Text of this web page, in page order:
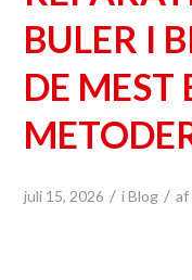
BULER I
DE MEST
juli 15, 2026 / iBlog / af